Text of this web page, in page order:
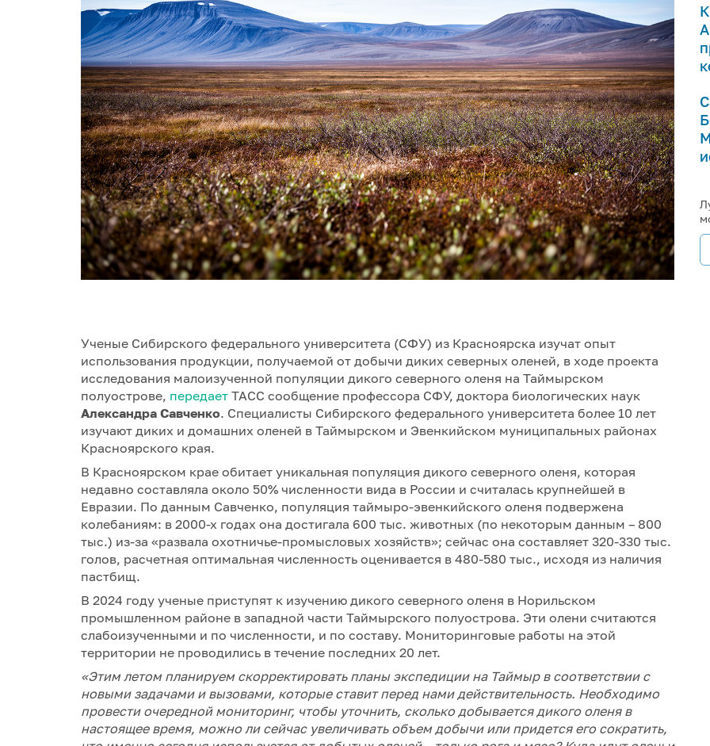
Ученые Сибирского федерального университета (СФУ) из Красноярска изучат опыт
использования продукции, получаемой от добычи диких северных оленей, в ходе проекта
исследования малоизученной популяции дикого северного оленя на Таймырском
полуострове, передает ТАСС сообщение профессора СФУ, доктора биологических наук
Александра Савченко. Специалисты Сибирского федерального университета более 10 лет
изучают диких и домашних оленей в Таймырском и Эвенкийском муниципальных районах
Красноярского края.
В Красноярском крае обитает уникальная популяция дикого северного оленя, которая
недавно составляла около 50% численности вида в России и считалась крупнейшей в
Евразии. По данным Савченко, популяция таймыро-эвенкийского оленя подвержена
колебаниям: в 2000-х годах она достигала 600 тыс. животных (по некоторым данным – 800
тыс.) из-за «развала охотничье-промысловых хозяйств»; сейчас она составляет 320-330 тыс.
голов, расчетная оптимальная численность оценивается в 480-580 тыс., исходя из наличия
пастбищ.
В 2024 году ученые приступят к изучению дикого северного оленя в Норильском
промышленном районе в западной части Таймырского полуострова. Эти олени считаются
слабоизученными и по численности, и по составу. Мониторинговые работы на этой
территории не проводились в течение последних 20 лет.
«Этим летом планируем скорректировать планы экспедиции на Таймыр в соответствии с
новыми задачами и вызовами, которые ставит перед нами действительность. Необходимо
провести очередной мониторинг, чтобы уточнить, сколько добывается дикого оленя в
настоящее время, можно ли сейчас увеличивать объем добычи или придется его сократить,